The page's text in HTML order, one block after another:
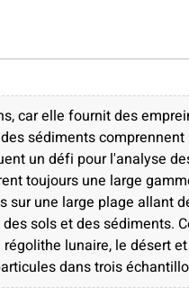
car elle fournit des
sédiments
un défi pour l'analyse
toujours une large
une large plage allant
sols et des sédiments.
lunaire, le désert
dans trois